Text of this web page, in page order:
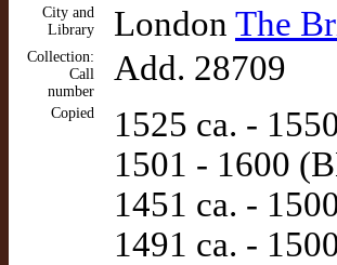
City and
Library
London The
Collection:
Call
number
Add. 28709
Copied
1525 ca. -
1501 - 1600
1451 ca. -
1491 ca. -